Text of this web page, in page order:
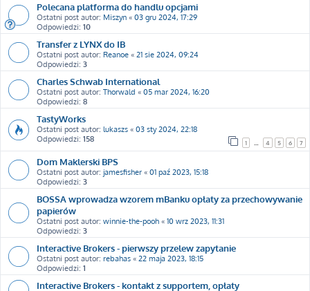
Polecana platforma do handlu opcjami
Ostatni post autor: Miszyn « 03 gru 2024, 17:29
Odpowiedzi: 10
Transfer z LYNX do IB
Ostatni post autor: Reanoe « 21 sie 2024, 09:24
Odpowiedzi: 3
Charles Schwab International
Ostatni post autor: Thorwald « 05 mar 2024, 16:20
Odpowiedzi: 8
TastyWorks
Ostatni post autor: lukaszs « 03 sty 2024, 22:18
Odpowiedzi: 158 1 4 5 6 7
Dom Maklerski BPS
Ostatni post autor: jamesfisher « 01 paź 2023, 15:18
Odpowiedzi: 3
BOSSA wprowadza wzorem mBanku opłaty za przechowywanie
papierów
Ostatni post autor: winnie-the-pooh « 10 wrz 2023, 11:31
Odpowiedzi: 3
Interactive Brokers - pierwszy przelew zapytanie
Ostatni post autor: rebahas « 22 maja 2023, 18:15
Odpowiedzi: 1
Interactive Brokers - kontakt z supportem, opłaty